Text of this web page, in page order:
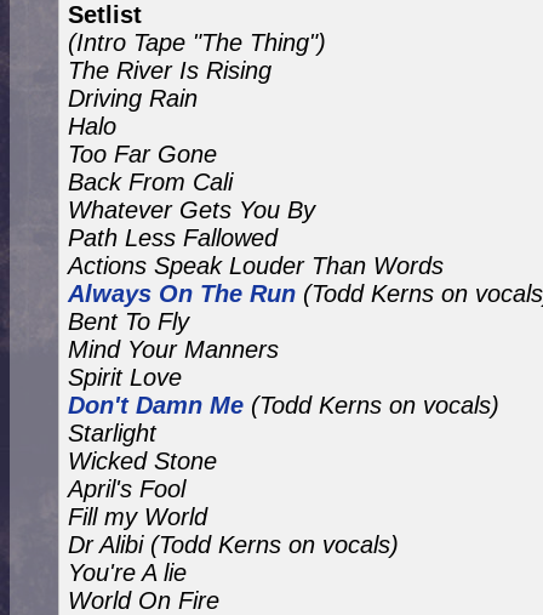
Setlist
(Intro Tape "The Thing")
The River Is Rising
Driving Rain
Halo
Too Far Gone
Back From Cali
Whatever Gets You By
Path Less Fallowed
Actions Speak Louder Than Words
Always On The Run (Todd Kerns on
Bent To Fly
Mind Your Manners
Spirit Love
Don't Damn Me (Todd Kerns on vocals)
Starlight
Wicked Stone
April's Fool
Fill my World
Dr Alibi (Todd Kerns on vocals)
You're A lie
World On Fire